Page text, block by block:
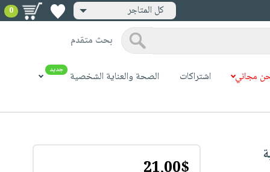
كل المتاجر 0
بحث متقدم
مجاني اشتراكات الصحة والعناية الشخصية جديد